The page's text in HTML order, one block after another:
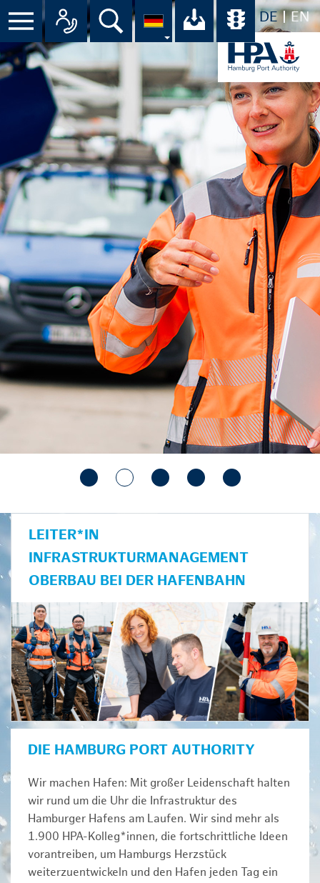
DE EN
Suche Ihr Download-
LEITER*IN
INFRASTRUKTURMANAGEMENT
OBERBAU BEI DER HAFENBAHN
DIE HAMBURG PORT AUTHORITY
Wir machen Hafen: Mit großer Leidenschaft halten
wir rund um die Uhr die Infrastruktur des
Hamburger Hafens am Laufen. Wir sind mehr als
1.900 HPA-Kolleg*innen, die fortschrittliche Ideen
vorantreiben, um Hamburgs Herzstück
weiterzuentwickeln und den Hafen jeden Tag ein